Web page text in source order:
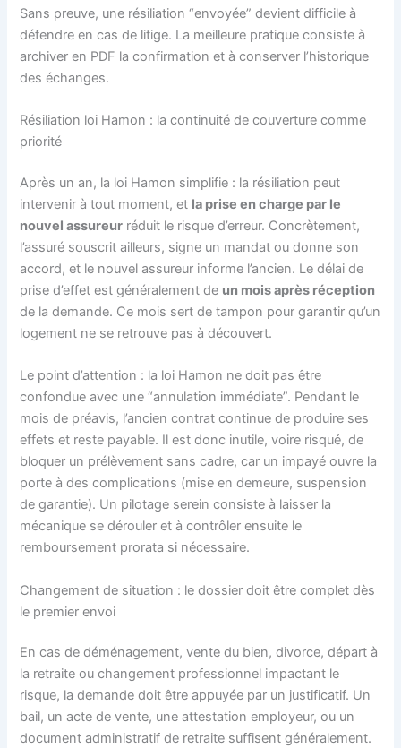
Sans preuve, une résiliation “envoyée” devient difficile à
défendre en cas de litige. La meilleure pratique consiste à
archiver en PDF la confirmation et à conserver l’historique
des échanges.
Résiliation loi Hamon : la continuité de couverture comme
priorité
Après un an, la loi Hamon simplifie : la résiliation peut
intervenir à tout moment, et la prise en charge par le
nouvel assureur réduit le risque d’erreur. Concrètement,
l’assuré souscrit ailleurs, signe un mandat ou donne son
accord, et le nouvel assureur informe l’ancien. Le délai de
prise d’effet est généralement de un mois après réception
de la demande. Ce mois sert de tampon pour garantir qu’un
logement ne se retrouve pas à découvert.
Le point d’attention : la loi Hamon ne doit pas être
confondue avec une “annulation immédiate”. Pendant le
mois de préavis, l’ancien contrat continue de produire ses
effets et reste payable. Il est donc inutile, voire risqué, de
bloquer un prélèvement sans cadre, car un impayé ouvre la
porte à des complications (mise en demeure, suspension
de garantie). Un pilotage serein consiste à laisser la
mécanique se dérouler et à contrôler ensuite le
remboursement prorata si nécessaire.
Changement de situation : le dossier doit être complet dès
le premier envoi
En cas de déménagement, vente du bien, divorce, départ à
la retraite ou changement professionnel impactant le
risque, la demande doit être appuyée par un justificatif. Un
bail, un acte de vente, une attestation employeur, ou un
document administratif de retraite suffisent généralement.